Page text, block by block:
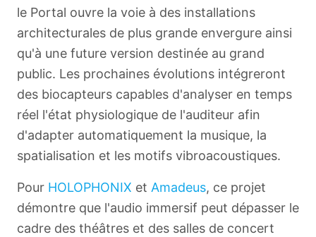
le Portal ouvre la voie à des installations
architecturales de plus grande envergure ainsi
qu'à une future version destinée au grand
public. Les prochaines évolutions intégreront
des biocapteurs capables d'analyser en temps
réel l'état physiologique de l'auditeur afin
d'adapter automatiquement la musique, la
spatialisation et les motifs vibroacoustiques.
Pour HOLOPHONIX et Amadeus, ce projet
démontre que l'audio immersif peut dépasser le
cadre des théâtres et des salles de concert